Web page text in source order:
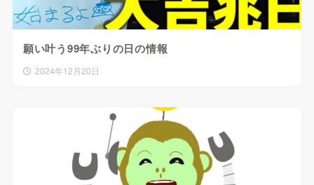
願い叶う99年ぶりの日の情報
2024年12月20日